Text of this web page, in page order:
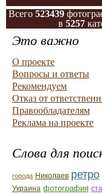
Всего 523439
в 5257
Это важно
О проекте
Вопросы и ответы
Рекомендуем
Отказ от
Правообладателям
Реклама на проекте
Слова для
города Николаев ретро
Украина фотография